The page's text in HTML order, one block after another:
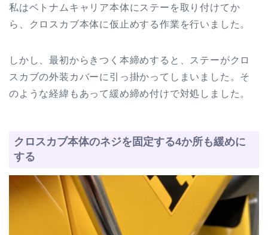
私はベトナムキャリア本体にステーを取り付けてか
ら、クロスカブ本体に仮止めする作業を行いました。
しかし、最初からきつく本締めすると、ステーがクロ
スカブの外装カバーに引っ掛かってしまいました。そ
のような経緯もあって緩め締め付けで対処しました。
クロスカブ本体のネジを固定する4か所も緩めに
する